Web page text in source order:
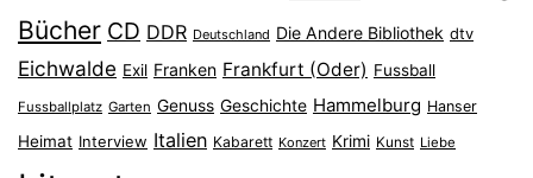
Bücher CD DDR Deutschland Die Andere Bibliothek dtv
Eichwalde Exil Franken Frankfurt (Oder) Fussball
Fussballplatz Garten Genuss Geschichte Hammelburg Hanser
Heimat Interview Italien Kabarett Konzert Krimi Kunst Liebe